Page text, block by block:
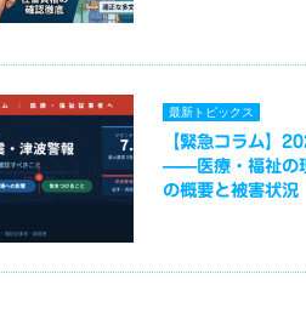
最新トピックス
【緊急コラム】
——医療・福祉の
の概要と被害状況